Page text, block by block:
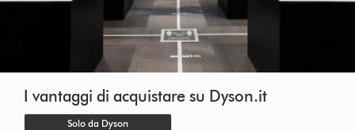
I vantaggi di acquistare su Dyson.it
Solo da Dyson